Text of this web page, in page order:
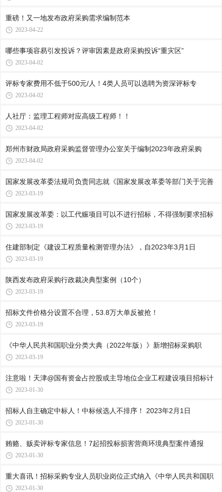
重磅！又一地发布政府采购需求编制范本
2023-04-22
哪些事项容易引发投诉？评审因素是政府采购投诉“重灾区”
2023-04-02
评标专家费用不低于500元/人！4类人员可以选聘为资深评标专
2023-04-02
人社厅：监理工程师对应高级工程师！！
2023-04-02
郑州市财政局政府采购监督管理办公室关于编制2023年政府采购
2023-04-02
国家发展改革委法规司负责同志就《国家发展改革委等部门关于完善
2023-03-19
国家发展改革委：以工代赈项目可以不进行招标，不得强制要求招标
2023-03-19
住建部制定《建设工程质量检测管理办法》，自2023年3月1日
2023-03-19
陕西发布政府采购行政裁决典型案例（10个）
2023-03-19
招标文件价格分设置不合理，53.8万大单反被抢！
2023-03-19
《中华人民共和国职业分类大典（2022年版）》新增招标采购职
2023-03-19
注意啦！天津@国有资金占控股或主导地位企业工程建设项目招标计
2023-01-30
招标人自主确定中标人！中标候选人不排序！ 2023年2月1日
2023-01-30
贿赂、贩卖评标专家信息！7起招投标损害营商环境典型案件通报
2023-01-30
重大喜讯！招标采购专业人员职业岗位正式纳入《中华人民共和国职
2023-01-30